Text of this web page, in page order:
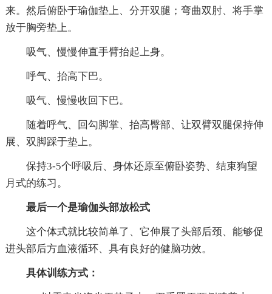
来。然后俯卧于瑜伽垫上、分开双腿；弯曲双肘、将手掌
放于胸旁垫上。
吸气、慢慢伸直手臂抬起上身。
呼气、抬高下巴。
吸气、慢慢收回下巴。
随着呼气、回勾脚掌、抬高臀部、让双臂双腿保持伸
展、双脚踩于垫上。
保持3-5个呼吸后、身体还原至俯卧姿势、结束狗望
月式的练习。
最后一个是瑜伽头部放松式
这个体式就比较简单了、它伸展了头部后颈、能够促
进头部后方血液循环、具有良好的健脑功效。
具体训练方式：